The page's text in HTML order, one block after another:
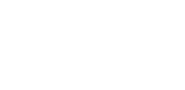
: UN REDOUTABLE MAL FÉMININ ENFIN SOIGNÉ !